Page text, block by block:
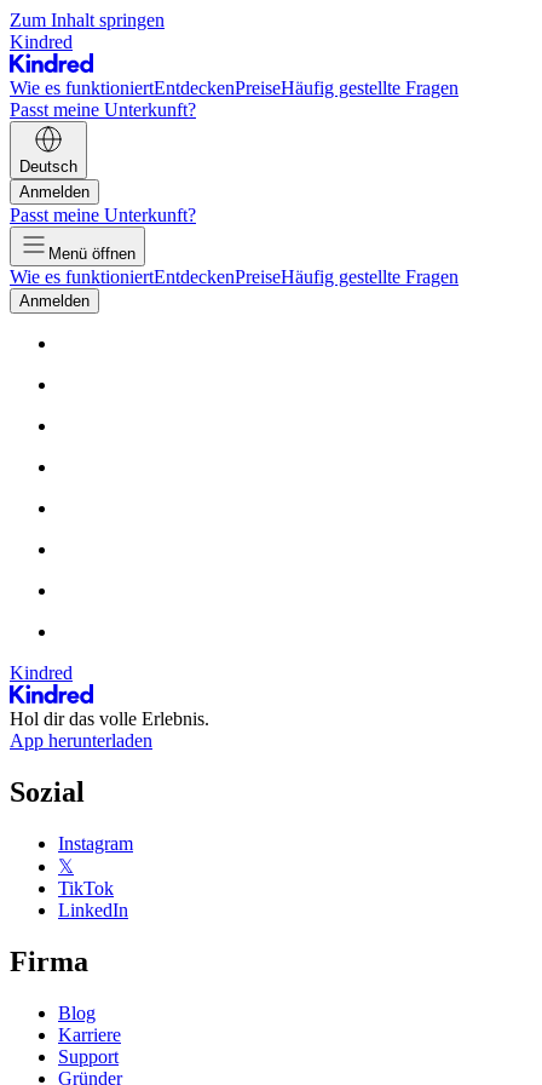
Zum Inhalt springen
Kindred
Wie es funktioniertEntdeckenPreiseHäufig gestellte Fragen
Passt meine Unterkunft?
Deutsch
Anmelden
Passt meine Unterkunft?
Menü öffnen
Wie es funktioniertEntdeckenPreiseHäufig gestellte Fragen
Anmelden
Kindred
Hol dir das volle Erlebnis.
App herunterladen
Sozial
Instagram
𝕏
TikTok
LinkedIn
Firma
Blog
Karriere
Support
Gründer